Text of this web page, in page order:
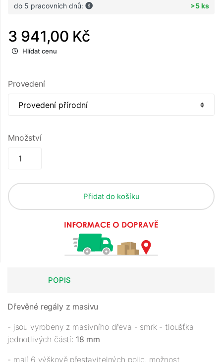
do 5 pracovních dnů: >5 ks
3 941,00 Kč
Hlídat cenu
Provedení
Množství
Přidat do košíku
POPIS
Dřevěné regály z masivu
- jsou vyrobeny z masivního dřeva - smrk - tloušťka
jednotlivých částí: 18 mm
- mají 6 výškově přestavitelných polic, možnost